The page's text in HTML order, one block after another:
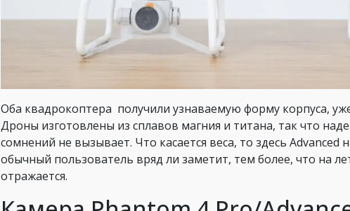
Оба квадрокоптера получили узнаваемую форму корпуса,
Дроны изготовлены из сплавов магния и титана, так что
сомнений не вызывает. Что касается веса, то здесь
обычный пользователь вряд ли заметит, тем более, что на
отражается.